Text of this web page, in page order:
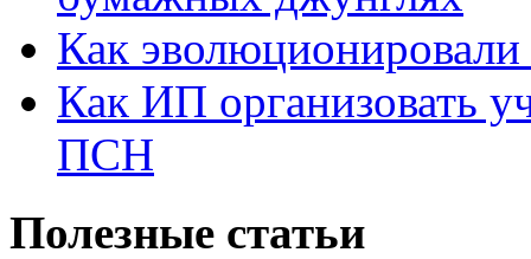
Как
Как ИП организовать
ПСН
Полезные статьи